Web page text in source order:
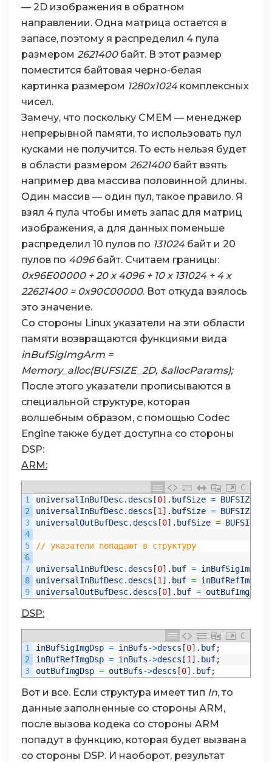
— 2D изображения в обратном
направлении. Одна матрица остается в
запасе, поэтому я распределил 4 пула
размером 2621400байт. В этот размер
поместится байтовая черно-белая
картинка размером 1280х1024комплексных
чисел.
Замечу, что поскольку CMEM — менеджер
непрерывной памяти, то использовать пул
кусками не получится. То есть нельзя будет
в области размером 2621400байт взять
например два массива половинной длины.
Один массив — один пул, такое правило. Я
взял 4 пула чтобы иметь запас для матриц
изображения, а для данных поменьше
распределил 10 пулов по 131024байт и 20
пулов по 4096байт. Считаем границы:
0x96E00000 + 20 х 4096 + 10 х 131024 + 4 х
22621400 = 0x90С00000. Вот откуда взялось
это значение.
Со стороны Linux указатели на эти области
памяти возвращаются функциями вида
inBufSigImgArm =
Memory_alloc(BUFSIZE_2D, &allocParams);
После этого указатели прописываются в
специальной структуре, которая
волшебным образом, с помощью Codec
Engine также будет доступна со стороны
DSP:
ARM:
C
1
2
3
4
5
6
7
8
9
universalInBufDesc.descs [0] . bufSize = BUFSIZE_1D
universalInBufDesc.descs [1 ] . bufSize = BUFSIZE_1D
universalOutBufDesc.descs [0] . bufSize =
// указатели попадают в структуру
universalInBufDesc.descs [0] . buf = inBufSigImgArm
universalInBufDesc.descs [1 ] . buf = inBufRefImgArm
universalOutBufDesc.descs [0] . buf = outBufImgArm
DSP:
C
1
2
3
inBufSigImgDsp = inBufs->descs [0] . buf;
inBufRefImgDsp = inBufs->descs [1 ] . buf;
outBufImgDsp = outBufs->descs [0] . buf;
Вот и все. Если структура имеет тип In, то
данные заполненные со стороны ARM,
после вызова кодека со стороны ARM
попадут в функцию, которая будет вызвана
со стороны DSP. И наоборот, результат